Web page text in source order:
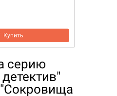
Купить
серию